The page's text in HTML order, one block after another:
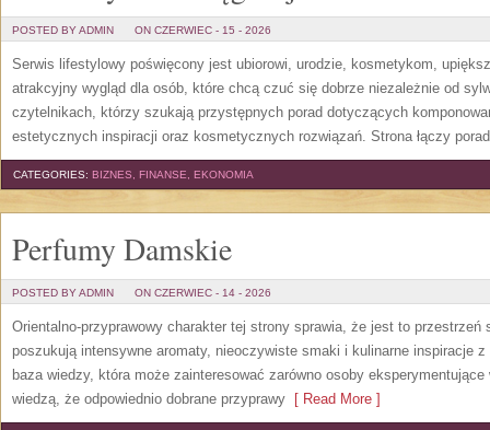
POSTED BY ADMIN ON CZERWIEC - 15 - 2026
Serwis lifestylowy poświęcony jest ubiorowi, urodzie, kosmetykom,
atrakcyjny wygląd dla osób, które chcą czuć się dobrze niezależnie od
czytelnikach, którzy szukają przystępnych porad dotyczących
estetycznych inspiracji oraz kosmetycznych rozwiązań. Strona łączy
CATEGORIES: BIZNES, FINANSE, EKONOMIA
Perfumy Damskie
POSTED BY ADMIN ON CZERWIEC - 14 - 2026
Orientalno-przyprawowy charakter tej strony sprawia, że jest to
poszukują intensywne aromaty, nieoczywiste smaki i kulinarne inspiracje
baza wiedzy, która może zainteresować zarówno osoby
wiedzą, że odpowiednio dobrane przyprawy [ Read More ]